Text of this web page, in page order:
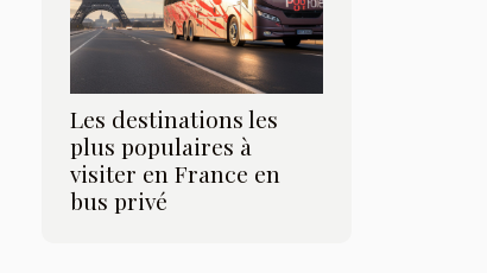
Les destinations les
plus populaires à
visiter en France en
bus privé